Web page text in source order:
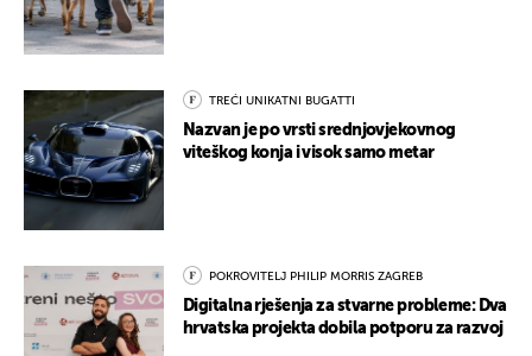
TREĆI UNIKATNI BUGATTI
Nazvan je po vrsti srednjovjekovnog
viteškog konja i visok samo metar
POKROVITELJ PHILIP MORRIS ZAGREB
Digitalna rješenja za stvarne probleme: Dva
hrvatska projekta dobila potporu za razvoj